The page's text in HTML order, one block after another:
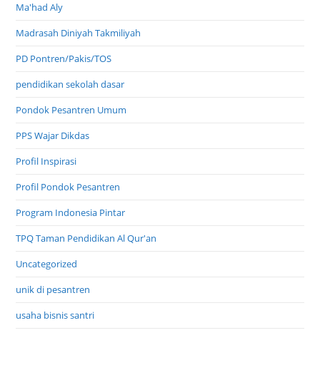
Ma'had Aly
Madrasah Diniyah Takmiliyah
PD Pontren/Pakis/TOS
pendidikan sekolah dasar
Pondok Pesantren Umum
PPS Wajar Dikdas
Profil Inspirasi
Profil Pondok Pesantren
Program Indonesia Pintar
TPQ Taman Pendidikan Al Qur'an
Uncategorized
unik di pesantren
usaha bisnis santri